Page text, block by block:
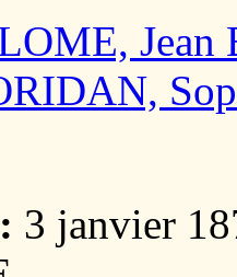
Jean
3 janvier